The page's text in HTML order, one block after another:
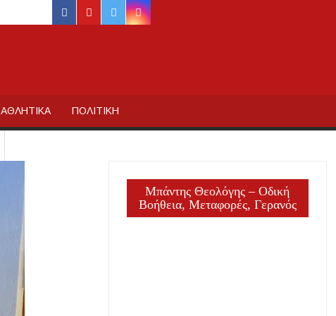
facebook
youtubetwitterinstagram
ΑΘΛΗΤΙΚΑ ΠΟΛΙΤΙΚΗ
Μπάντης Θεολόγης – Οδική
Βοήθεια, Μεταφορές, Γερανός